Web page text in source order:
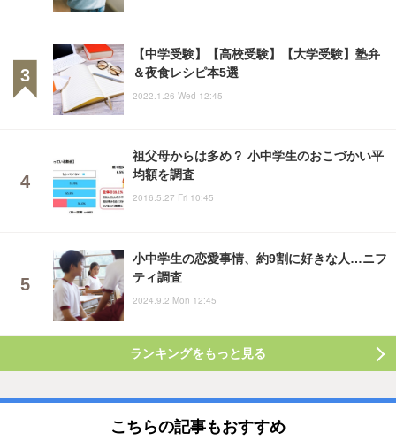
【中学受験】【高校受験】【大学受験】塾弁
＆夜食レシピ本5選
2022.1.26 Wed 12:45
祖父母からは多め？ 小中学生のおこづかい平
均額を調査
2016.5.27 Fri 10:45
小中学生の恋愛事情、約9割に好きな人…ニフ
ティ調査
2024.9.2 Mon 12:45
ランキングをもっと見る
こちらの記事もおすすめ